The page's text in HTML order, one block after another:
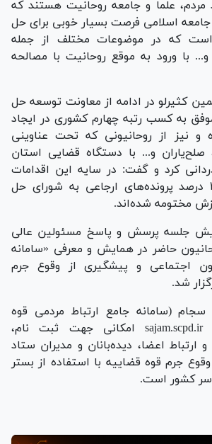
مردم، علما و جامعه روحانیت هستند که
اسلامی فرصت بسیار خوبی برای حل
که در موضوعات مختلف از جمله
و... با ورود به موقع روحانیت با مصالحه
کثیرلو در ادامه از معاونت توسعه حل
به کسب رتبه چهارم کشوری در ایجاد
نیز از روحانیونی که تحت عناوینی
و... با دستگاه قضایی استان
کرد و گفت: در سایه این اقدامات
جهادی بیش از ۴۷ درصد پرونده‌های ارجاعی به شورای حل
مختومه شده‌اند.
جلسه پرسش و پاسخ مسئولین عالی
حاضر در همایش و معرفی «سامانه
اجتماعی و پیشگیری از وقوع جرم
شد.
سجام (سامانه جامع ارتباط مردمی قوه
قضاییه) با آدرس sajam.scpd.ir امکانی جهت ثبت نام،
ارتباط اعضا، دیده‌بانان و مدیران ستاد
جرم قوه قضاییه با استفاده از بستر
کشور است.